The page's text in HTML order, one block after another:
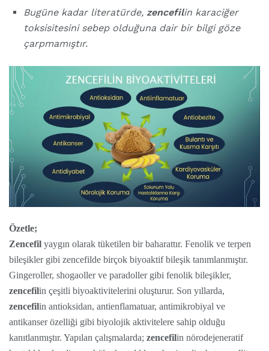
Bugüne kadar literatürde, zencefilin karaciğer
toksisitesini sebep olduğuna dair bir bilgi göze
çarpmamıştır.
Özetle;
Zencefil yaygın olarak tüketilen bir baharattır. Fenolik ve terpen
bileşikler gibi zencefilde birçok biyoaktif bileşik tanımlanmıştır.
Gingeroller, shogaoller ve paradoller gibi fenolik bileşikler,
zencefilin çeşitli biyoaktivitelerini oluşturur. Son yıllarda,
zencefilin antioksidan, antienflamatuar, antimikrobiyal ve
antikanser özelliği gibi biyolojik aktivitelere sahip olduğu
kanıtlanmıştır. Yapılan çalışmalarda; zencefilin nörodejeneratif